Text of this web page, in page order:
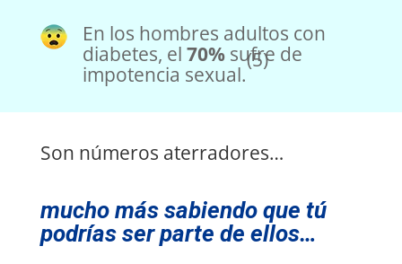
En los hombres adultos con
diabetes, el 70%sufre de
impotencia sexual.
(5)
Son números aterradores…
mucho más sabiendo que tú
podrías ser parte de ellos…